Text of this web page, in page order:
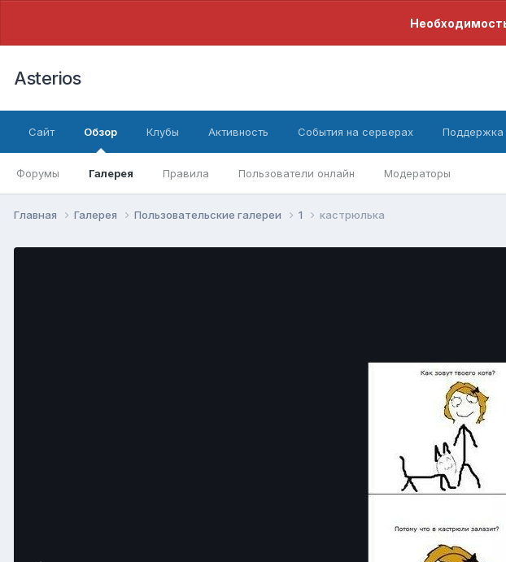
Asterios
Сайт Обзор
Форумы Галерея Правила Пользователи онлайн Модераторы
Клубы Активность События на серверах Поддержка
Главная Галерея Пользовательские галереи 1 кастрюлька